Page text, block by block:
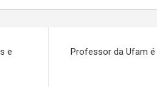
e
Professor da Ufam